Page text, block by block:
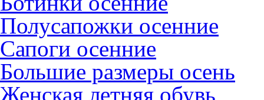
Полусапожки осенние
Сапоги осенние
Большие размеры осень
Женская летняя обувь